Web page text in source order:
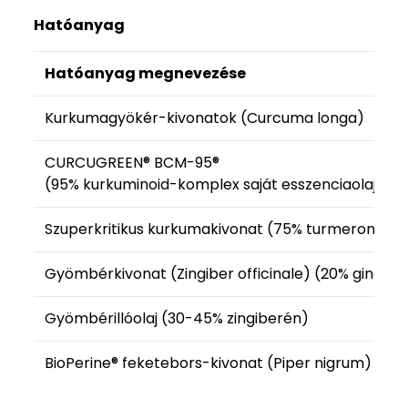
Hatóanyag
Hatóanyag megnevezése
Kurkumagyökér-kivonatok (Curcuma longa)
CURCUGREEN® BCM-95®
(95% kurkuminoid-komplex saját
Szuperkritikus kurkumakivonat (75% turmeronok)
Gyömbérkivonat (Zingiber officinale) (20%
Gyömbérillóolaj (30-45% zingiberén)
BioPerine® feketebors-kivonat (Piper nigrum)